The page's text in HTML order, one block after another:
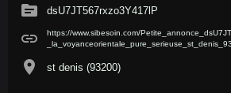
source dsU7JT567rxzo3Y417lP
link
https://www.sibesoin.com/
location_on st denis (93200)